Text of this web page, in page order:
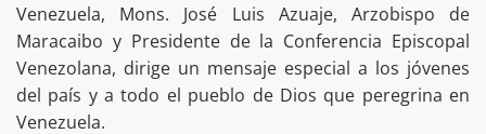
Venezuela, Mons. José Luis Azuaje, Arzobispo de
Maracaibo y Presidente de la Conferencia Episcopal
Venezolana, dirige un mensaje especial a los jóvenes
del país y a todo el pueblo de Dios que peregrina en
Venezuela.